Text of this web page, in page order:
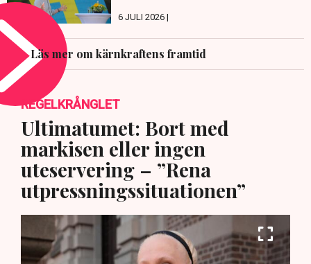
6 JULI 2026 |
Läs mer om kärnkraftens framtid
REGELKRÅNGLET
Ultimatumet: Bort med
markisen eller ingen
uteservering – ”Rena
utpressningssituationen”